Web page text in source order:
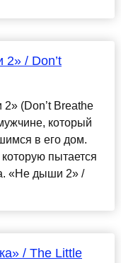
/ Don’t
(Don’t Breathe
который
в его дом.
пытается
«Не дыши 2» /
/ The Little